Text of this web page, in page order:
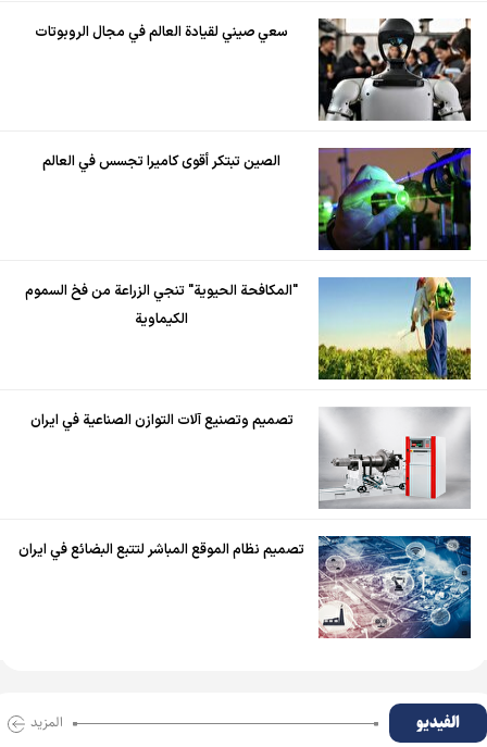
سعي صيني لقيادة العالم في مجال الروبوتات
الصين تبتكر أقوى كاميرا تجسس في العالم
"المكافحة الحيوية" تنجي الزراعة من فخ السموم
الكيماوية
تصميم وتصنيع آلات التوازن الصناعية في ايران
تصميم نظام الموقع المباشر لتتبع البضائع في ايران
الفیدیو المزید